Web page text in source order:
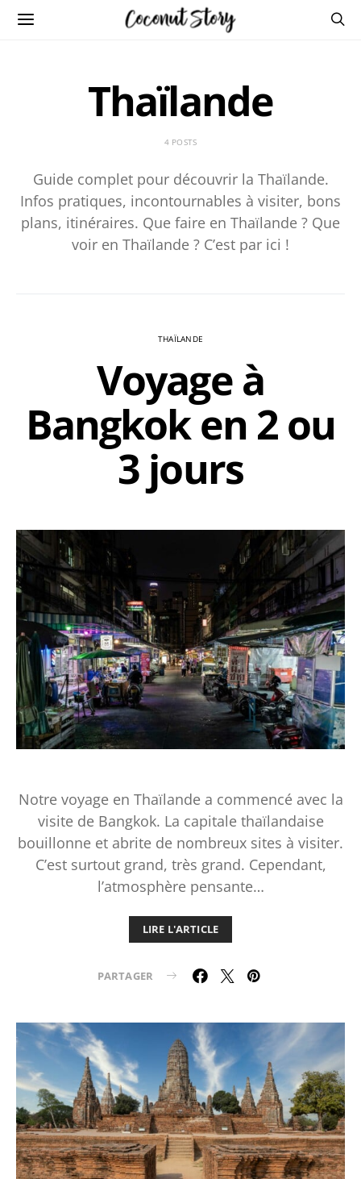
Thaïlande
4 POSTS
Guide complet pour découvrir la Thaïlande.
Infos pratiques, incontournables à visiter, bons
plans, itinéraires. Que faire en Thaïlande ? Que
voir en Thaïlande ? C’est par ici !
THAÏLANDE
Voyage à
Bangkok en 2 ou
3 jours
Notre voyage en Thaïlande a commencé avec la
visite de Bangkok. La capitale thaïlandaise
bouillonne et abrite de nombreux sites à visiter.
C’est surtout grand, très grand. Cependant,
l’atmosphère pensante…
LIRE L'ARTICLE
PARTAGER